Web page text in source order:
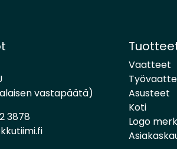
vastapäätä)
3878
Vaatteet
Asusteet
Koti
Logo